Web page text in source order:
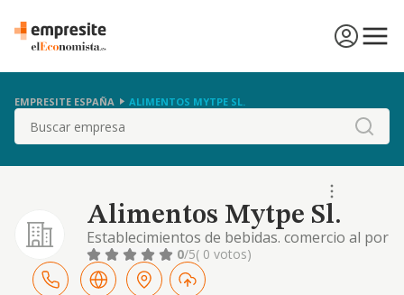
EMPRESITE ESPAÑA ALIMENTOS MYTPE SL.
Buscar
Alimentos Mytpe Sl.
Establecimientos de bebidas. comercio al por
menor de productos alimenticios en
establecimientos especializados
0/5( 0 votos)